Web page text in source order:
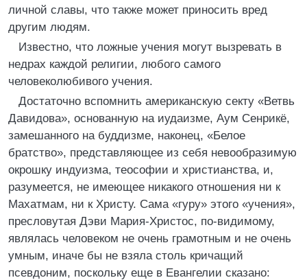
личной славы, что также может приносить вред
другим людям.
Известно, что ложные учения могут вызревать в
недрах каждой религии, любого самого
человеколюбивого учения.
Достаточно вспомнить американскую секту «Ветвь
Давидова», основанную на иудаизме, Аум Сенрикё,
замешанного на буддизме, наконец, «Белое
братство», представляющее из себя невообразимую
окрошку индуизма, теософии и христианства, и,
разумеется, не имеющее никакого отношения ни к
Махатмам, ни к Христу. Сама «гуру» этого «учения»,
пресловутая Дэви Мария-Христос, по-видимому,
являлась человеком не очень грамотным и не очень
умным, иначе бы не взяла столь кричащий
псевдоним, поскольку еще в Евангелии сказано: